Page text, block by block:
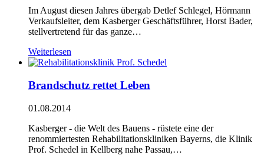
Im August diesen Jahres übergab Detlef Schlegel, Hörmann
Verkaufsleiter, dem Kasberger Geschäftsführer, Horst Bader,
stellvertretend für das ganze…
Weiterlesen
Brandschutz rettet Leben
01.08.2014
Kasberger - die Welt des Bauens - rüstete eine der
renommiertesten Rehabilitationskliniken Bayerns, die Klinik
Prof. Schedel in Kellberg nahe Passau,…